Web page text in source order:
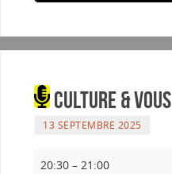
Culture & Vous
13 SEPTEMBRE 2025
20:30 – 21:00